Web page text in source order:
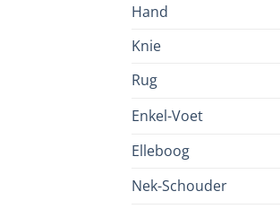
Hand
Knie
Rug
Enkel-Voet
Elleboog
Nek-Schouder